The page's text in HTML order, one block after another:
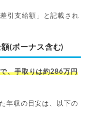
引支給額」と記載され
(ボーナス含む)
、手取りは約286万円
年収の目安は、以下の